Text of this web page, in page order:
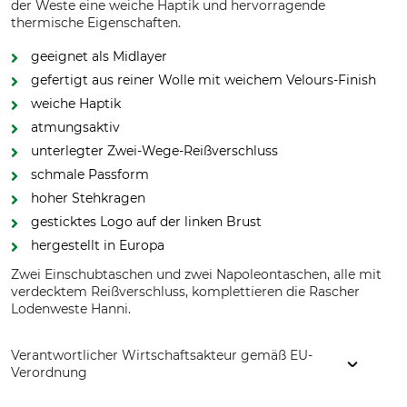
der Weste eine weiche Haptik und hervorragende
thermische Eigenschaften.
geeignet als Midlayer
gefertigt aus reiner Wolle mit weichem Velours-Finish
weiche Haptik
atmungsaktiv
unterlegter Zwei-Wege-Reißverschluss
schmale Passform
hoher Stehkragen
gesticktes Logo auf der linken Brust
hergestellt in Europa
Zwei Einschubtaschen und zwei Napoleontaschen, alle mit
verdecktem Reißverschluss, komplettieren die Rascher
Lodenweste Hanni.
Verantwortlicher Wirtschaftsakteur gemäß EU-
Verordnung